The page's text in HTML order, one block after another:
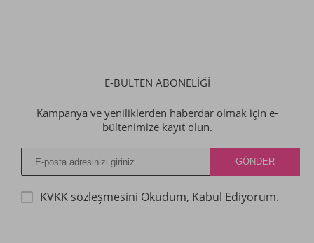
E-BÜLTEN ABONELİĞİ
Kampanya ve yeniliklerden haberdar olmak için e-
bültenimize kayıt olun.
KVKK sözleşmesini Okudum, Kabul Ediyorum.